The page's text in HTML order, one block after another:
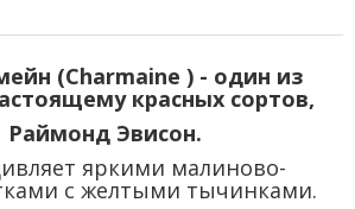
(Charmaine ) - один из
красных сортов,
Эвисон.
яркими малиново-
с желтыми тычинками.